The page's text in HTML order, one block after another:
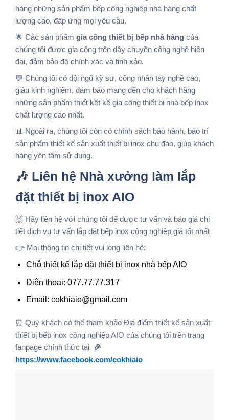
hàng những sản phẩm bếp công nghiệp nhà hàng chất
lượng cao, đáp ứng mọi yêu cầu.
🌟 Các sản phẩm gia công thiết bị bếp nhà hàng của
chúng tôi được gia công trên dây chuyền công nghệ hiện
đại, đảm bảo độ chính xác và tinh xảo.
💬 Chúng tôi có đội ngũ kỹ sư, công nhân tay nghề cao,
giàu kinh nghiệm, đảm bảo mang đến cho khách hàng
những sản phẩm thiế́t kết kế gia công thiết bị nhà bếp inox
chất lượng cao nhất.
📊 Ngoài ra, chúng tôi còn có chính sách bảo hành, bảo trì
sản phẩm thiết kế sản xuất thiết bị inox chu đáo, giúp khách
hàng yên tâm sử dụng.
🎶 Liên hệ Nhà xưởng làm lắp
đặt thiết bị inox AIO
🙌 Hãy liên hệ với chúng tôi để được tư vấn và báo giá chi
tiết dịch vụ tư vấ́n lắp đặt bếp inox công nghiệp giá tốt nhất
👉 Mọi thông tin chi tiết vui lòng liên hệ:
Chỗ thiết kế lắp đặt thiết bị inox nhà bếp AIO
Điện thoại: 077.77.77.317
Email: cokhiaio@gmail.com
⏰ Quý khách có thể tham khảo Đị̣a điểm thiết kế sản xuất
thiết bị bếp inox công nghiệp AIO của chúng tôi trên trang
fanpage chính thức tại 🎉
https://www.facebook.com/cokhiaio